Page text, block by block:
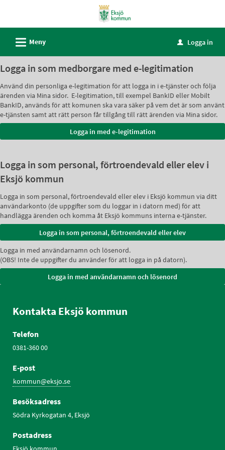
självservice
Eksjö
kommun
L Meny u Logga in
Logga in som medborgare med e-legitimation
Använd din personliga e-legitimation för att logga in i e-tjänster och följa
ärenden via Mina sidor. E-legitimation, till exempel BankID eller Mobilt
BankID, används för att komunen ska vara säker på vem det är som använt
e-tjänsten samt att rätt person får tillgång till rätt ärenden via Mina sidor.
Logga in som personal, förtroendevald eller elev i
Eksjö kommun
Logga in som personal, förtroendevald eller elev i Eksjö kommun via ditt
användarkonto (de uppgifter som du loggar in i datorn med) för att
handlägga ärenden och komma åt Eksjö kommuns interna e-tjänster.
Logga in med användarnamn och lösenord.
(OBS! Inte de uppgifter du använder för att logga in på datorn).
Kontakta Eksjö kommun
Telefon
0381-360 00
E-post
kommun@eksjo.se
Besöksadress
Södra Kyrkogatan 4, Eksjö
Postadress